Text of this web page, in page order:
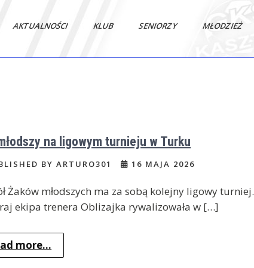
AKTUALNOŚCI KLUB SENIORZY MŁODZIEŻ
na ligowym turnieju w Turku
BY ARTURO301 16 MAJA 2026
Żaków młodszych ma za sobą kolejny ligowy turniej.
ekipa trenera Oblizajka rywalizowała w […]
more...